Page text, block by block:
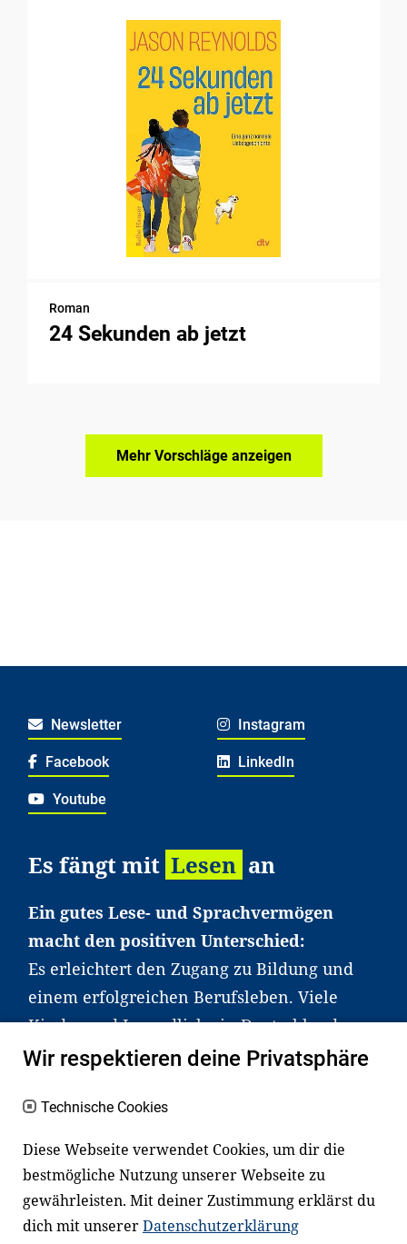
Roman
24 Sekunden ab jetzt
Mehr Vorschläge anzeigen
Newsletter Instagram
Facebook LinkedIn
Youtube
Es fängt mit Lesen an
Ein gutes Lese- und Sprachvermögen
macht den positiven Unterschied:
Es erleichtert den Zugang zu Bildung und
einem erfolgreichen Berufsleben. Viele
Kinder und Jugendliche in Deutschland
haben aber große Schwierigkeiten dabei.
an Familien sowie an Erzieher*innen,
Lehrer*innen und andere
Fachexpert*innen. Dafür arbeiten wir eng
mit Ministerien, wissenschaftlichen
Einrichtungen, Verbänden, Unternehmen
Wir respektieren deine Privatsphäre
Technische Cookies
Diese Webseite verwendet Cookies, um dir die
bestmögliche Nutzung unserer Webseite zu
gewährleisten. Mit deiner Zustimmung erklärst du
dich mit unsererDatenschutzerklärung